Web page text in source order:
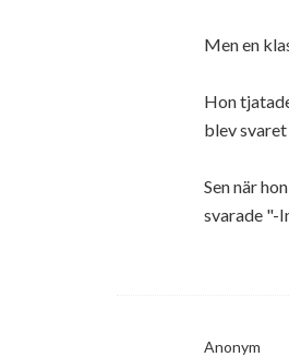
Men en
Hon
blev
Sen när
svarade "-
Anonym